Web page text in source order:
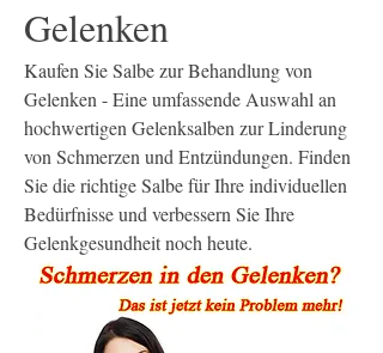
Gelenken
Kaufen Sie Salbe zur Behandlung von
Gelenken - Eine umfassende Auswahl an
hochwertigen Gelenksalben zur Linderung
von Schmerzen und Entzündungen. Finden
Sie die richtige Salbe für Ihre individuellen
Bedürfnisse und verbessern Sie Ihre
Gelenkgesundheit noch heute.